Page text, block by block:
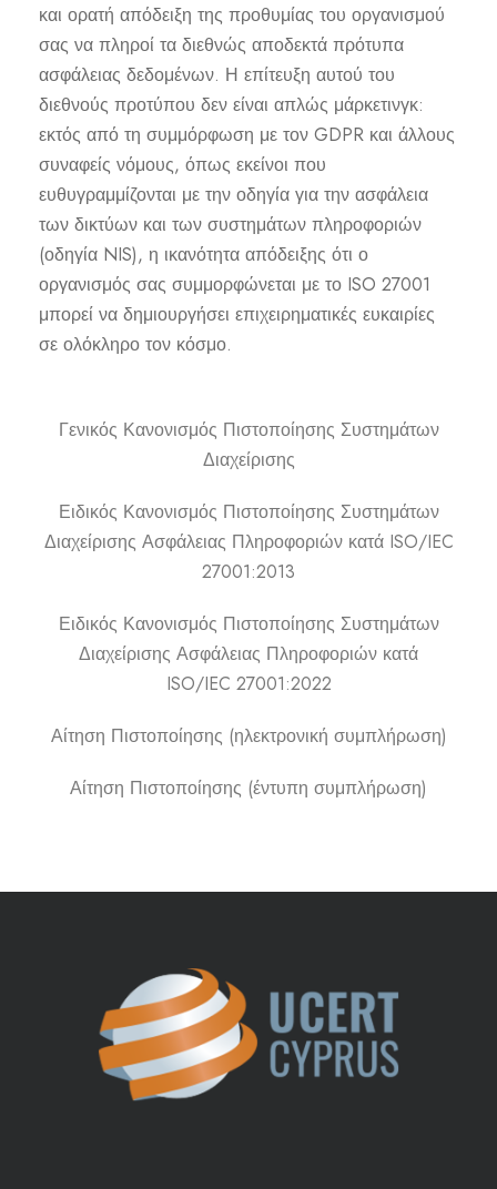
και ορατή απόδειξη της προθυμίας του οργανισμού
σας να πληροί τα διεθνώς αποδεκτά πρότυπα
ασφάλειας δεδομένων. Η επίτευξη αυτού του
διεθνούς προτύπου δεν είναι απλώς μάρκετινγκ:
εκτός από τη συμμόρφωση με τον GDPR και άλλους
συναφείς νόμους, όπως εκείνοι που
ευθυγραμμίζονται με την οδηγία για την ασφάλεια
των δικτύων και των συστημάτων πληροφοριών
(οδηγία NIS), η ικανότητα απόδειξης ότι ο
οργανισμός σας συμμορφώνεται με το ISO 27001
μπορεί να δημιουργήσει επιχειρηματικές ευκαιρίες
σε ολόκληρο τον κόσμο.
Γενικός Κανονισμός Πιστοποίησης Συστημάτων
Διαχείρισης
Ειδικός Κανονισμός Πιστοποίησης Συστημάτων
Διαχείρισης Ασφάλειας Πληροφοριών κατά ISO/IEC
27001:2013
Ειδικός Κανονισμός Πιστοποίησης Συστημάτων
Διαχείρισης Ασφάλειας Πληροφοριών κατά
ISO/IEC 27001:2022
Αίτηση Πιστοποίησης (ηλεκτρονική συμπλήρωση)
Αίτηση Πιστοποίησης (έντυπη συμπλήρωση)